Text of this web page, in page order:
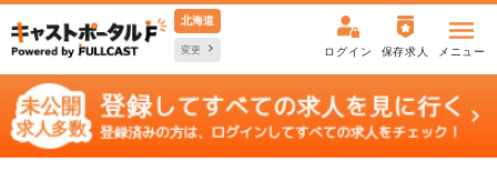
北海道
変更 ログイン 保存求人 メニュー